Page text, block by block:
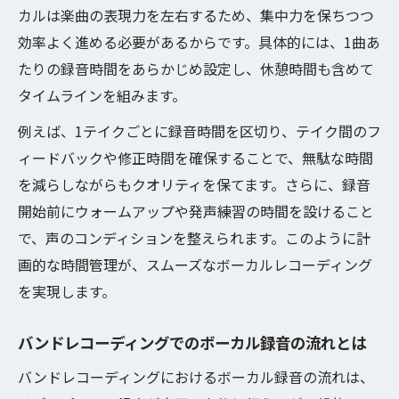
カルは楽曲の表現力を左右するため、集中力を保ちつつ
効率よく進める必要があるからです。具体的には、1曲あ
たりの録音時間をあらかじめ設定し、休憩時間も含めて
タイムラインを組みます。
例えば、1テイクごとに録音時間を区切り、テイク間のフ
ィードバックや修正時間を確保することで、無駄な時間
を減らしながらもクオリティを保てます。さらに、録音
開始前にウォームアップや発声練習の時間を設けること
で、声のコンディションを整えられます。このように計
画的な時間管理が、スムーズなボーカルレコーディング
を実現します。
バンドレコーディングでのボーカル録音の流れとは
バンドレコーディングにおけるボーカル録音の流れは、